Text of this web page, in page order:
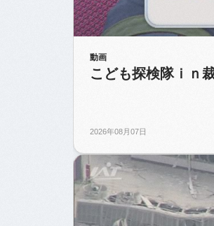
動画
こども探検隊ｉｎ
2026年08月07日